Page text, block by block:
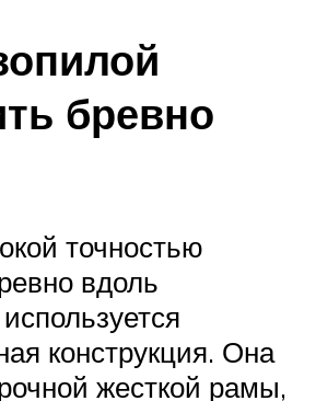
бревно
точностью
вдоль
конструкция. Она
жесткой рамы,